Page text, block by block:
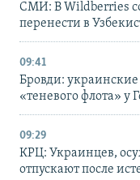
СМИ: В Wildberries
перенести в
09:41
Бровди:
«теневого флота» у
09:29
КРЦ: Украинцев,
отпускают после